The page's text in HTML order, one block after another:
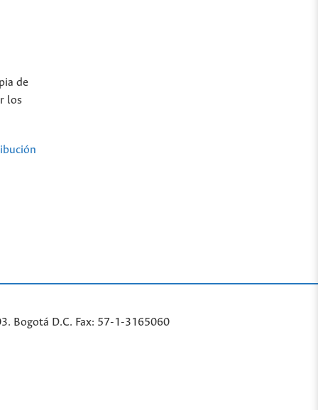
de
los
Bogotá D.C. Fax: 57-1-3165060